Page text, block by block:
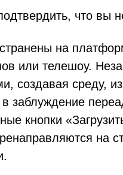
что вы
на
или телешоу.
создавая среду,
заблуждение
кнопки
на